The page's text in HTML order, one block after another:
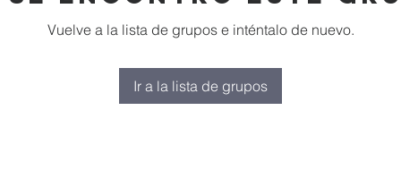
Vuelve a la lista de grupos e inténtalo de nuevo.
Ir a la lista de grupos